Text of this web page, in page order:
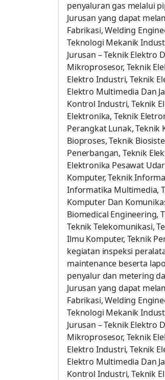
penyaluran gas melalui
Jurusan yang dapat
Fabrikasi, Welding
Teknologi Mekanik
Jurusan – Teknik Elektro
Mikroprosesor, Teknik
Elektro Industri, Teknik
Elektro Multimedia Dan
Kontrol Industri, Teknik
Elektronika, Teknik
Perangkat Lunak, Teknik
Bioproses, Teknik
Penerbangan, Teknik
Elektronika Pesawat
Komputer, Teknik
Informatika Multimedia,
Komputer Dan
Biomedical Engineering,
Teknik Telekomunikasi,
Ilmu Komputer, Teknik
kegiatan inspeksi
maintenance beserta
penyalur dan metering
Jurusan yang dapat
Fabrikasi, Welding
Teknologi Mekanik
Jurusan – Teknik Elektro
Mikroprosesor, Teknik
Elektro Industri, Teknik
Elektro Multimedia Dan
Kontrol Industri, Teknik